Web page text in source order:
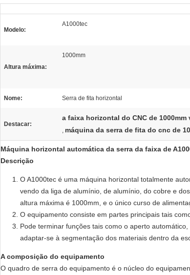
Modelo:
A1000tec
Altura máxima:
1000mm
Nome: Serra de fita horizontal
Destacar:
a faixa horizontal do CNC de 1000mm
, máquina da serra de fita do cnc de
Máquina horizontal automática da serra da faixa de
Descrição
O A1000tec é uma máquina horizontal totalmente
vendo da liga de alumínio, de alumínio, do cobre e
altura máxima é 1000mm, e o único curso de
O equipamento consiste em partes principais tais
Pode terminar funções tais como o aperto
adaptar-se à segmentação dos materiais dentro da
A composição do equipamento
O quadro de serra do equipamento é o núcleo do